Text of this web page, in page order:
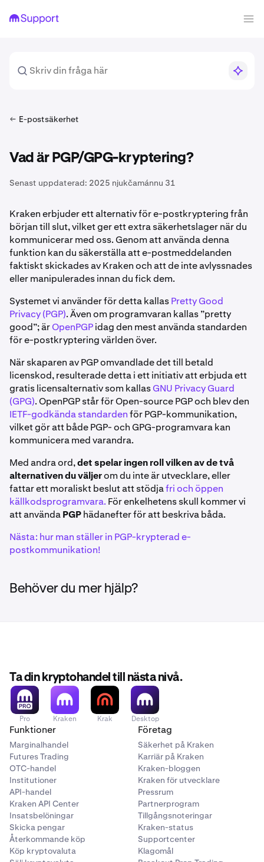
E-postsäkerhet
Vad är PGP/GPG-kryptering?
Senast uppdaterad: 2025 njukčamánnu 31
Kraken erbjuder ett alternativ för e-postkryptering från
början till slut, vilket ger ett extra säkerhetslager när du
kommunicerar med oss. Genom att använda denna
funktion kan du säkerställa att e-postmeddelanden
faktiskt skickades av Kraken och att de inte avlyssnades
eller manipulerades innan du fick dem.
Systemet vi använder för detta kallasPretty Good
Privacy (PGP). Även om programvaran kallas ”pretty
good”; ärOpenPGPidag den mest använda standarden
för e-postkryptering världen över.
När skaparen av PGP omvandlade det till betald
licenskod, resulterade detta i ett initiativ att erbjuda ett
gratis licensalternativ som kallasGNU Privacy Guard
(GPG). OpenPGP står för Open-source PGP och blev den
IETF-godkända standardenför PGP-kommunikation,
vilket gör att både PGP- och GPG-programvara kan
kommunicera med varandra.
Med andra ord,det spelar ingen roll vilken av de två
alternativen du väljerom du inte är utvecklare, eller
fattar ett moraliskt beslut att stödjafri och öppen
källkodsprogramvara. För enkelhetens skull kommer vi
att användaPGPhädanefter för att beskriva båda.
Nästa: hur man ställer in PGP-krypterad e-
postkommunikation!
Behöver du mer hjälp?
Ta din kryptohandel till nästa nivå.
Pro Kraken Krak Desktop
Funktioner
Marginalhandel
Futures Trading
OTC-handel
Institutioner
API-handel
Kraken API Center
Insatsbelöningar
Skicka pengar
Återkommande köp
Köp kryptovaluta
Företag
Säkerhet på Kraken
Karriär på Kraken
Kraken-bloggen
Kraken för utvecklare
Pressrum
Partnerprogram
Tillgångsnoteringar
Kraken-status
Supportcenter
Klagomål